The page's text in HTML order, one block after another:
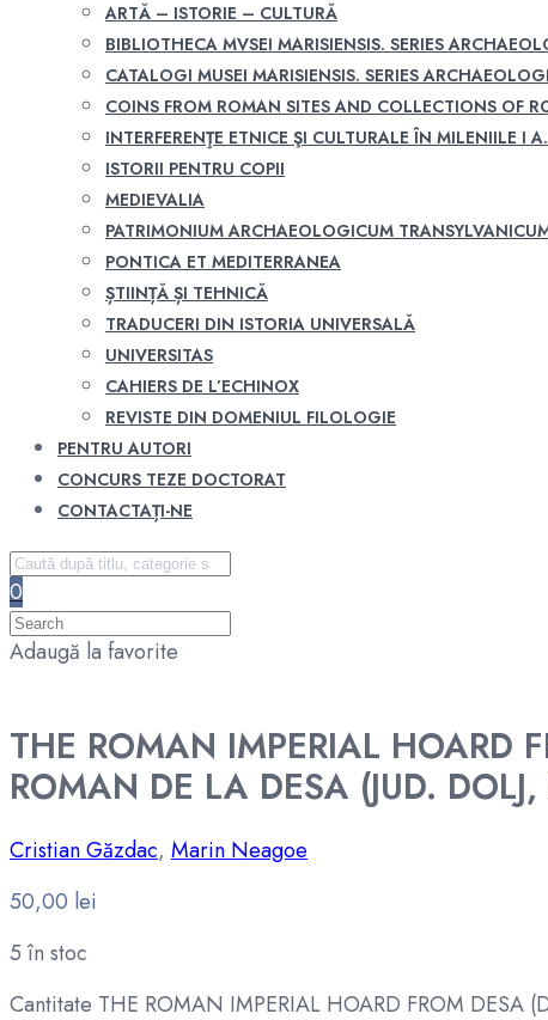
ARTĂ – ISTORIE – CULTURĂ
BIBLIOTHECA MVSEI MARISIENSIS. SERIES
CATALOGI MUSEI MARISIENSIS. SERIES
COINS FROM ROMAN SITES AND COLLECTIONS OF
INTERFERENŢE ETNICE ŞI CULTURALE ÎN MILENIILE I
ISTORII PENTRU COPII
MEDIEVALIA
PATRIMONIUM ARCHAEOLOGICUM
PONTICA ET MEDITERRANEA
ȘTIINȚĂ ȘI TEHNICĂ
TRADUCERI DIN ISTORIA UNIVERSALĂ
UNIVERSITAS
CAHIERS DE L’ECHINOX
REVISTE DIN DOMENIUL FILOLOGIE
PENTRU AUTORI
CONCURS TEZE DOCTORAT
CONTACTAȚI-NE
0
Adaugă la favorite
THE ROMAN IMPERIAL HOARD
ROMAN DE LA DESA (JUD.
Cristian Găzdac, Marin Neagoe
50,00 lei
5 în stoc
Cantitate THE ROMAN IMPERIAL HOARD FROM DESA